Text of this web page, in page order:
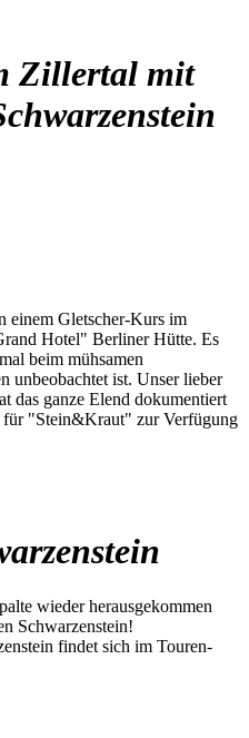
Zillertal mit
einem Gletscher-Kurs im
Hotel" Berliner Hütte. Es
beim mühsamen
unbeobachtet ist. Unser lieber
das ganze Elend dokumentiert
für "Stein&Kraut" zur Verfügung
wieder herausgekommen
Schwarzenstein!
findet sich im Touren-